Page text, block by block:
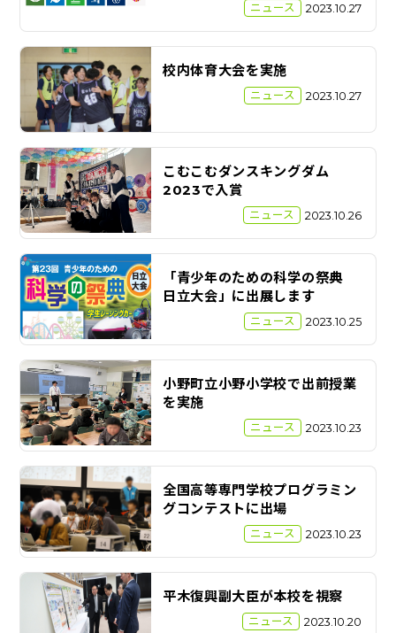
ニュース 2023.10.27
校内体育大会を実施
ニュース 2023.10.27
こむこむダンスキングダム
2023で入賞
ニュース 2023.10.26
「青少年のための科学の祭典
日立大会」に出展します
ニュース 2023.10.25
小野町立小野小学校で出前授業
を実施
ニュース 2023.10.23
全国高等専門学校プログラミン
グコンテストに出場
ニュース 2023.10.23
平木復興副大臣が本校を視察
ニュース 2023.10.20